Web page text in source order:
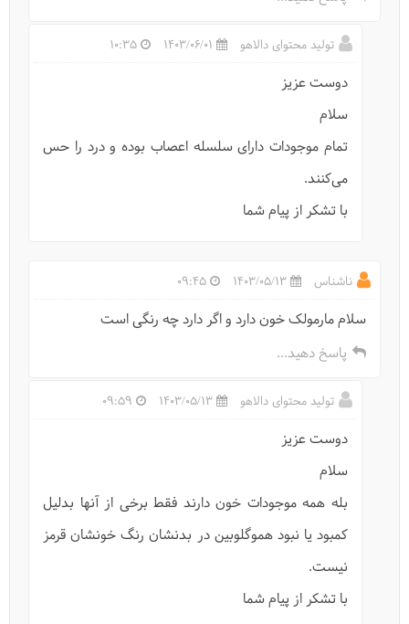
تولید محتوای دالاهو 1403/06/01
10:35
دوست عزیز
سلام
تمام موجودات دارای سلسله اعصاب بوده و درد را حس
می‌کنند.
با تشکر از پیام شما
ناشناس 1403/05/13
09:45
سلام مارمولک خون دارد و اگر دارد چه رنگی است
پاسخ دهید...
تولید محتوای دالاهو 1403/05/13
09:59
دوست عزیز
سلام
بله همه موجودات خون دارند فقط برخی از آنها بدلیل
کمبود یا نبود هموگلوبین در بدنشان رنگ خونشان قرمز
نیست.
با تشکر از پیام شما